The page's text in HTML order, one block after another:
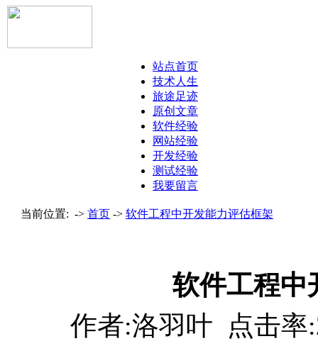
站点首页
技术人生
旅途足迹
原创文章
软件经验
网站经验
开发经验
测试经验
我要留言
当前位置: -> 首页 -> 软件工程中开发能力评估框架
软件工程中
作者:洛羽叶 点击率: